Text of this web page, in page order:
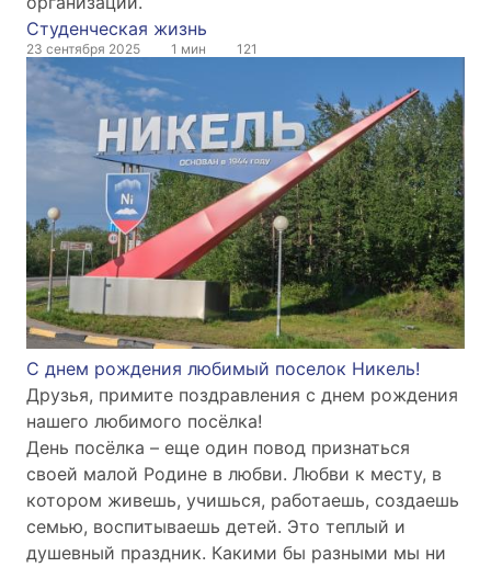
Студенческая жизнь
23 сентября 2025 1 мин 121
С днем рождения любимый поселок Никель!
Друзья, примите поздравления с днем рождения
нашего любимого посёлка!
День посёлка – еще один повод признаться
своей малой Родине в любви. Любви к месту, в
котором живешь, учишься, работаешь, создаешь
семью, воспитываешь детей. Это теплый и
душевный праздник. Какими бы разными мы ни